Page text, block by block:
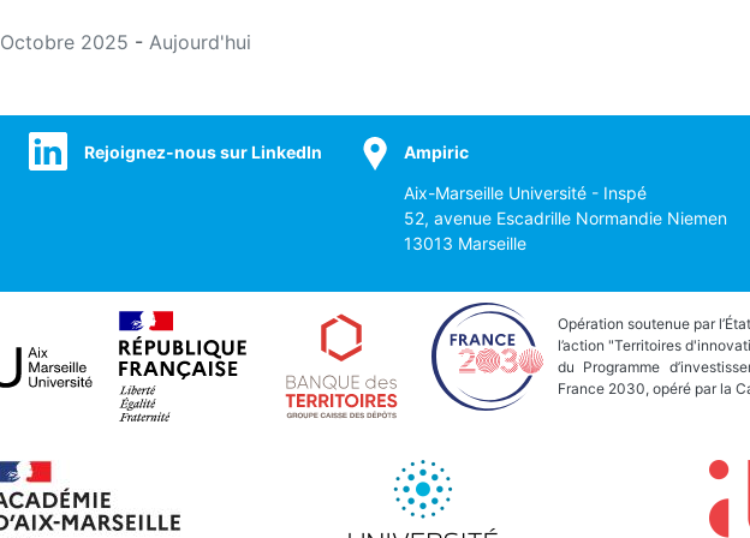
Octobre 2025 - Aujourd'hui
Rejoignez-nous sur LinkedIn Ampiric
Aix-Marseille Université - Inspé
52, avenue Escadrille Normandie Niemen
13013 Marseille
Opération soutenue par
l’action "Territoires
du Programme
France 2030, opéré par la